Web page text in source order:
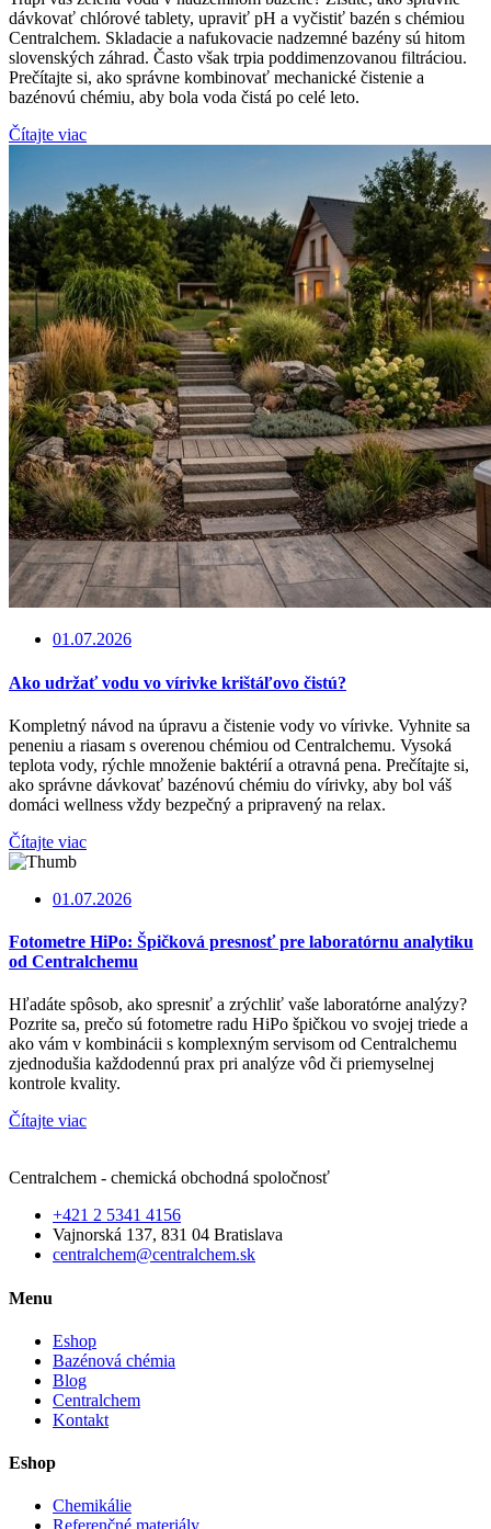
dávkovať chlórové tablety, upraviť pH a vyčistiť bazén s chémiou
Centralchem. Skladacie a nafukovacie nadzemné bazény sú hitom
slovenských záhrad. Často však trpia poddimenzovanou filtráciou.
Prečítajte si, ako správne kombinovať mechanické čistenie a
bazénovú chémiu, aby bola voda čistá po celé leto.
Čítajte viac
01.07.2026
Ako udržať vodu vo vírivke krištáľovo čistú?
Kompletný návod na úpravu a čistenie vody vo vírivke. Vyhnite sa
peneniu a riasam s overenou chémiou od Centralchemu. Vysoká
teplota vody, rýchle množenie baktérií a otravná pena. Prečítajte si,
ako správne dávkovať bazénovú chémiu do vírivky, aby bol váš
domáci wellness vždy bezpečný a pripravený na relax.
Čítajte viac
01.07.2026
Fotometre HiPo: Špičková presnosť pre laboratórnu analytiku
od Centralchemu
Hľadáte spôsob, ako spresniť a zrýchliť vaše laboratórne analýzy?
Pozrite sa, prečo sú fotometre radu HiPo špičkou vo svojej triede a
ako vám v kombinácii s komplexným servisom od Centralchemu
zjednodušia každodennú prax pri analýze vôd či priemyselnej
kontrole kvality.
Čítajte viac
Centralchem - chemická obchodná spoločnosť
+421 2 5341 4156
Vajnorská 137, 831 04 Bratislava
centralchem@centralchem.sk
Menu
Eshop
Bazénová chémia
Blog
Centralchem
Kontakt
Eshop
Chemikálie